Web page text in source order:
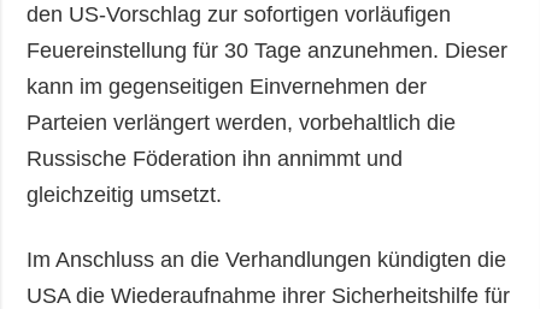
den US-Vorschlag zur sofortigen vorläufigen
Feuereinstellung für 30 Tage anzunehmen. Dieser
kann im gegenseitigen Einvernehmen der
Parteien verlängert werden, vorbehaltlich die
Russische Föderation ihn annimmt und
gleichzeitig umsetzt.
Im Anschluss an die Verhandlungen kündigten die
USA die Wiederaufnahme ihrer Sicherheitshilfe für